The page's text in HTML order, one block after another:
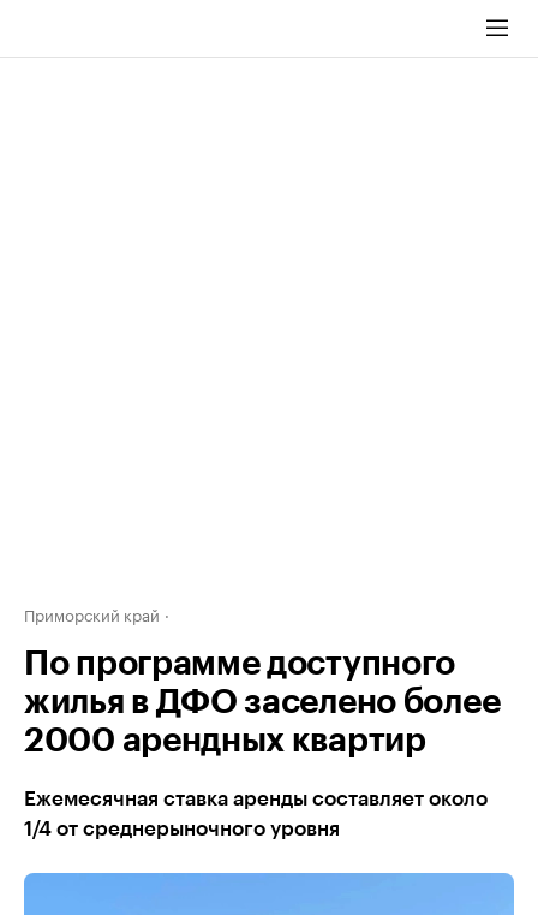
Приморский край
По программе доступного
жилья в ДФО заселено более
2000 арендных квартир
Ежемесячная ставка аренды составляет около
1/4 от среднерыночного уровня